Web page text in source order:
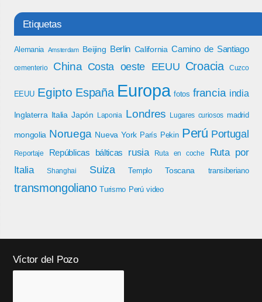
Etiquetas
Alemania Amsterdam Beijing Berlin California Camino de Santiago
cementerio China Costa oeste EEUU Croacia Cuzco
EEUU Egipto España Europa fotos francia india
Inglaterra Italia Japón Laponia Londres Lugares curiosos madrid
mongolia Noruega Nueva York París Pekin Perú Portugal
Reportaje Repúblicas bálticas rusia Ruta en coche
Ruta por
Italia
Shanghai Suiza Templo Toscana transiberiano
transmongoliano Turismo Perú video
Víctor del Pozo